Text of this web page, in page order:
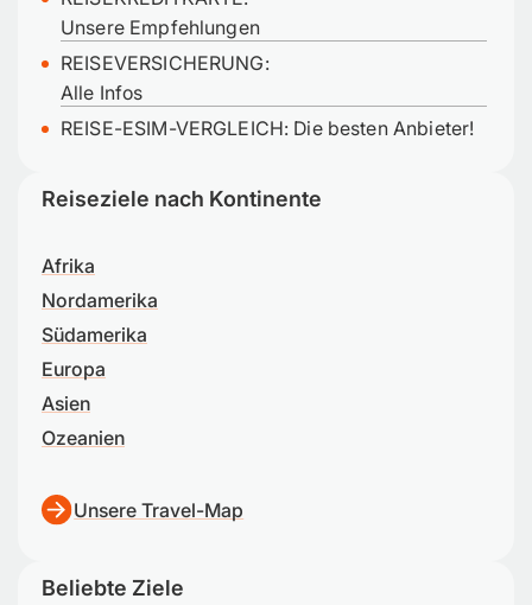
Unsere Empfehlungen
REISEVERSICHERUNG:
Alle Infos
REISE-ESIM-VERGLEICH: Die besten Anbieter!
Reiseziele nach Kontinente
Afrika
Nordamerika
Südamerika
Europa
Asien
Ozeanien
Unsere Travel-Map
Beliebte Ziele